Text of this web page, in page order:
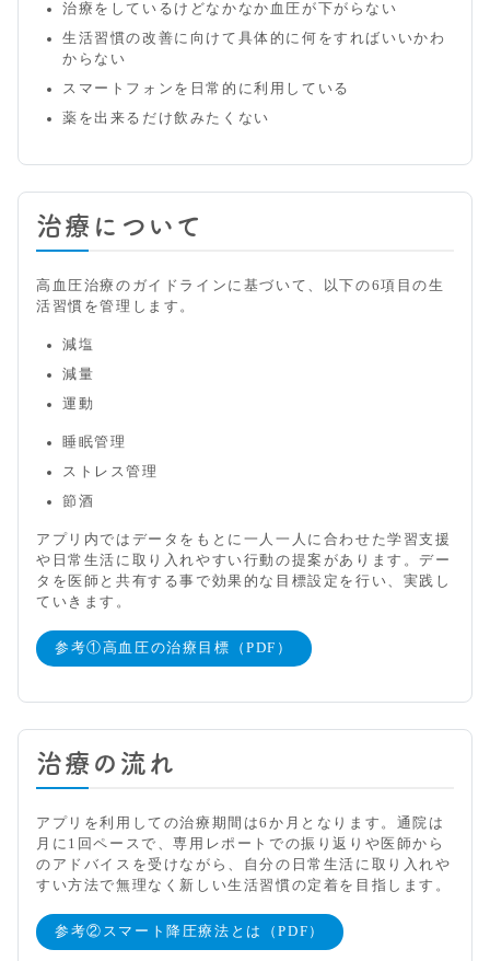
治療をしているけどなかなか血圧が下がらない
生活習慣の改善に向けて具体的に何をすればいいかわ
からない
スマートフォンを日常的に利用している
薬を出来るだけ飲みたくない
治療について
高血圧治療のガイドラインに基づいて、以下の6項目の生
活習慣を管理します。
減塩
減量
運動
睡眠管理
ストレス管理
節酒
アプリ内ではデータをもとに一人一人に合わせた学習支援
や日常生活に取り入れやすい行動の提案があります。デー
タを医師と共有する事で効果的な目標設定を行い、実践し
ていきます。
参考①高血圧の治療目標（PDF）
治療の流れ
アプリを利用しての治療期間は6か月となります。通院は
月に1回ペースで、専用レポートでの振り返りや医師から
のアドバイスを受けながら、自分の日常生活に取り入れや
すい方法で無理なく新しい生活習慣の定着を目指します。
参考②スマート降圧療法とは（PDF）